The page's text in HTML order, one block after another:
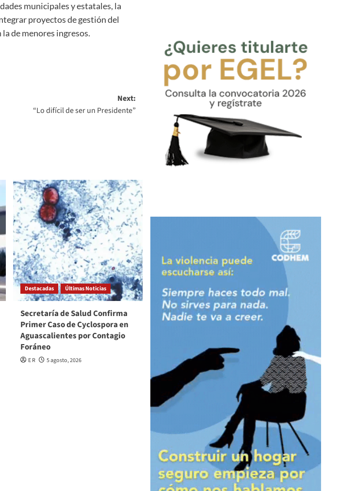
municipales y estatales, la
proyectos de gestión del
de menores ingresos.
Next:
“Lo difícil de ser un Presidente”
Destacadas Últimas Noticias
Secretaría de Salud Confirma
Primer Caso de Cyclospora en
Aguascalientes por Contagio
Foráneo
E R 5 agosto, 2026